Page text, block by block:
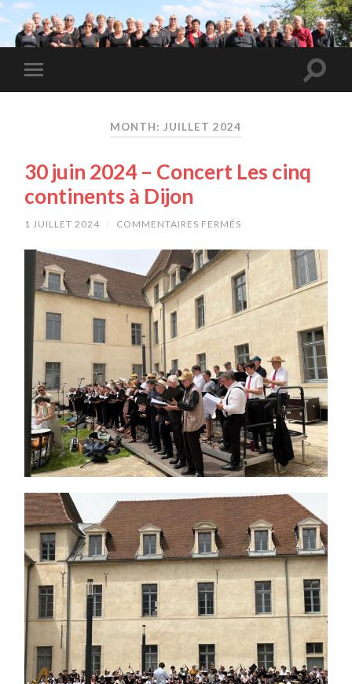
MONTH: JUILLET 2024
30 juin 2024 – Concert Les cinq
continents à Dijon
1 JUILLET 2024 / COMMENTAIRES FERMÉS
JUIN
2024
–
CONCERT
LES
CINQ
CONTINENTS
À
DIJON